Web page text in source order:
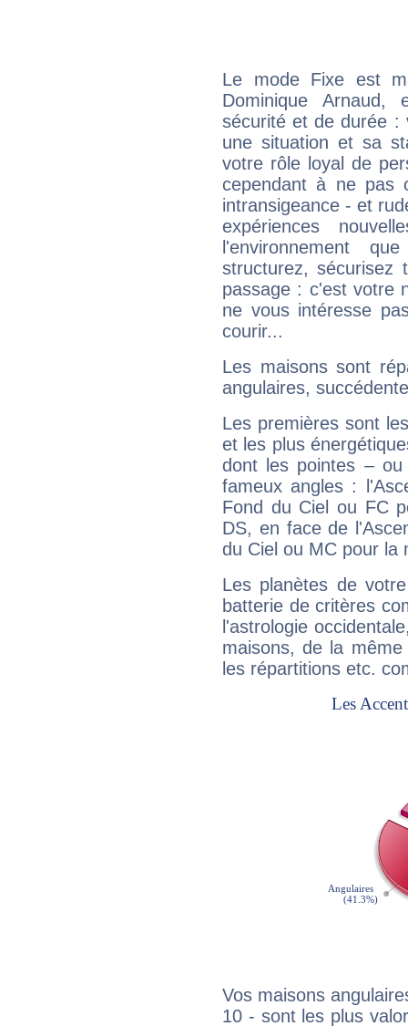
Le mode Fixe est
Dominique
sécurité et de durée :
une situation et sa
votre rôle loyal de
cependant à ne pas
intransigeance - et
expériences
l'environnement
structurez, sécurisez
passage : c'est votre
ne vous intéresse
courir...
Les maisons sont
angulaires,
Les premières sont
et les plus
dont les pointes –
fameux angles :
Fond du Ciel ou FC
DS, en face de
du Ciel ou MC pour la
Les planètes de
batterie de critères
l'astrologie
maisons, de la
les répartitions etc.
Vos maisons
10 - sont les plus